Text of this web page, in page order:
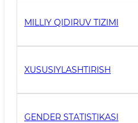
MILLIY QIDIRUV TIZIMI
XUSUSIYLASHTIRISH
GENDER STATISTIKASI